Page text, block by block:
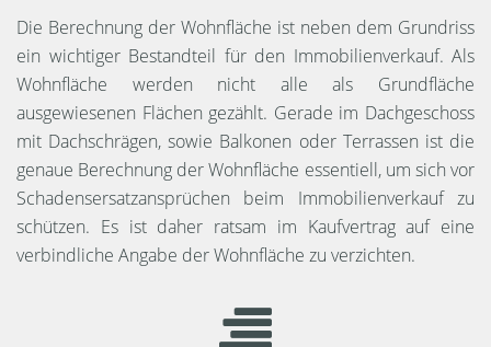
Die Berechnung der Wohnfläche ist neben dem Grundriss
ein wichtiger Bestandteil für den Immobilienverkauf. Als
Wohnfläche werden nicht alle als Grundfläche
ausgewiesenen Flächen gezählt. Gerade im Dachgeschoss
mit Dachschrägen, sowie Balkonen oder Terrassen ist die
genaue Berechnung der Wohnfläche essentiell, um sich vor
Schadensersatzansprüchen beim Immobilienverkauf zu
schützen. Es ist daher ratsam im Kaufvertrag auf eine
verbindliche Angabe der Wohnfläche zu verzichten.